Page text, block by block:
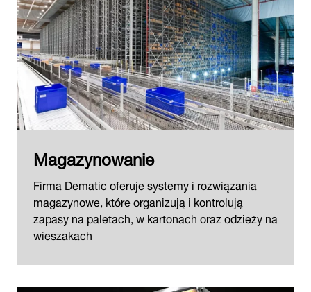
Magazynowanie
Firma Dematic oferuje systemy i rozwiązania
magazynowe, które organizują i kontrolują
zapasy na paletach, w kartonach oraz odzieży na
wieszakach